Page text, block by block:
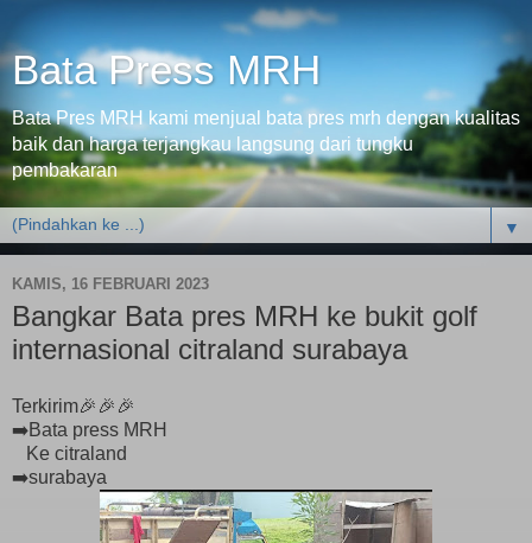
Bata Press MRH
Bata Pres MRH kami menjual bata pres mrh dengan kualitas
baik dan harga terjangkau langsung dari tungku
pembakaran
▼
KAMIS, 16 FEBRUARI 2023
Bangkar Bata pres MRH ke bukit golf
internasional citraland surabaya
Terkirim🎉🎉🎉
➡️Bata press MRH
Ke citraland
➡️surabaya